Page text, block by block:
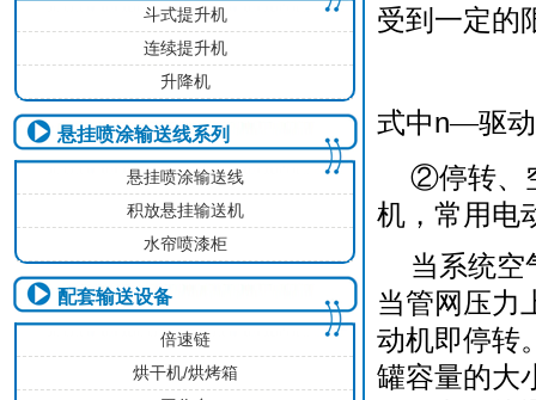
斗式提升机
连续提升机
升降机
悬挂喷涂输送线系列
悬挂喷涂输送线
积放悬挂输送机
水帘喷漆柜
配套输送设备
倍速链
烘干机/烘烤箱
受到一定的
式中n—驱动
②停转、
机，常用电
当系统空
当管网压力
动机即停转
罐容量的大